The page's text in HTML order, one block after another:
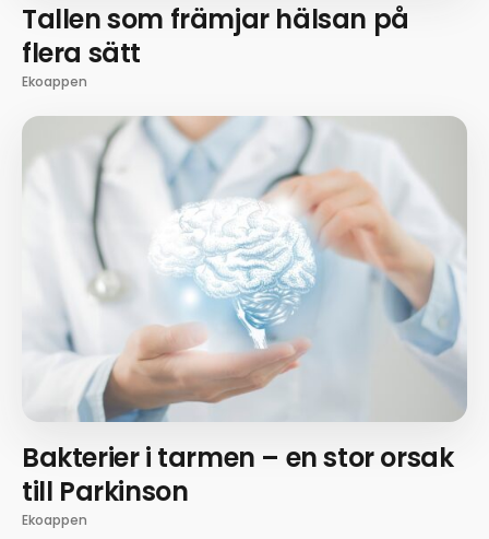
Tallen som främjar hälsan på
flera sätt
Ekoappen
Bakterier i tarmen – en stor orsak
till Parkinson
Ekoappen